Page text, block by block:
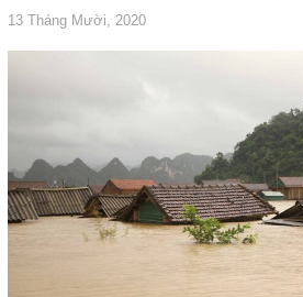
13 Tháng Mười, 2020